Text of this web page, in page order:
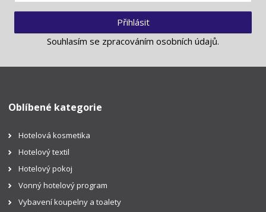
Přihlásit
Souhlasím se zpracováním osobních údajů.
Oblíbené kategorie
Hotelová kosmetika
Hotelový textil
Hotelový pokoj
Vonný hotelový program
Vybavení koupelny a toalety